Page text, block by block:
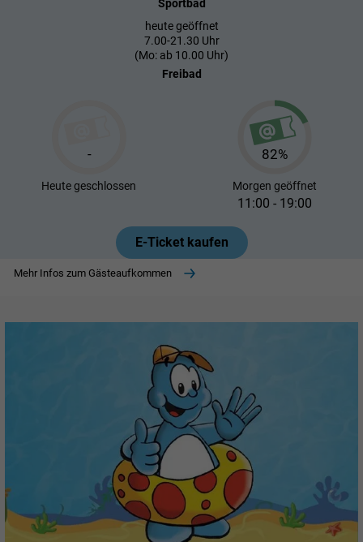
Sportbad
heute geöffnet
7.00-21.30 Uhr
(Mo: ab 10.00 Uhr)
Freibad
-
Heutegeschlossen
82%
Morgen geöffnet
11:00 - 19:00
E-Ticket kaufen
Mehr Infos zum Gästeaufkommen